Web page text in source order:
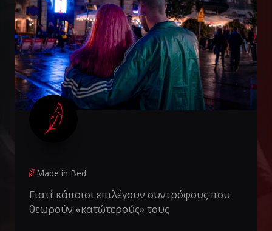
Made in Bed
Γιατί κάποιοι επιλέγουν συντρόφους που
θεωρούν «κατώτερούς» τους